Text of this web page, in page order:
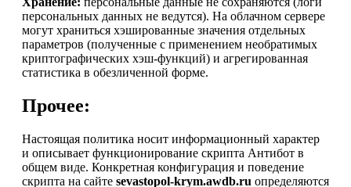
персональных данных не ведутся). На облачном сервере
могут храниться хэшированные значения отдельных
параметров (полученные с применением необратимых
криптографических хэш-функций) и агрегированная
статистика в обезличенной форме.
Прочее:
Настоящая политика носит информационный характер
и описывает функционирование скрипта Антибот в
общем виде. Конкретная конфигурация и поведение
скрипта на сайте sevastopol-krym.awdb.ru определяются